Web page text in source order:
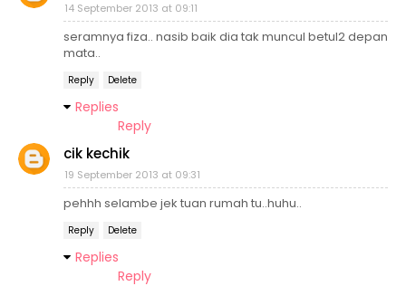
14 September 2013 at 09:11
seramnya fiza.. nasib baik dia tak muncul betul2 depan
mata..
Reply Delete
Replies
Reply
cik kechik
19 September 2013 at 09:31
pehhh selambe jek tuan rumah tu..huhu..
Reply Delete
Replies
Reply